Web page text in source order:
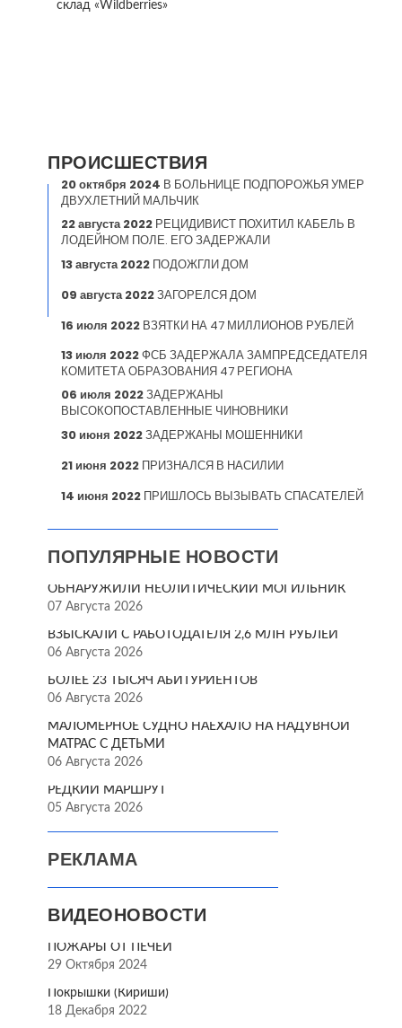
склад «Wildberries»
ПРОИСШЕСТВИЯ
20 октября 2024 В БОЛЬНИЦЕ ПОДПОРОЖЬЯ УМЕР
ДВУХЛЕТНИЙ МАЛЬЧИК
22 августа 2022 РЕЦИДИВИСТ ПОХИТИЛ КАБЕЛЬ В
ЛОДЕЙНОМ ПОЛЕ. ЕГО ЗАДЕРЖАЛИ
13 августа 2022 ПОДОЖГЛИ ДОМ
09 августа 2022ЗАГОРЕЛСЯ ДОМ
16 июля 2022 ВЗЯТКИ НА 47 МИЛЛИОНОВ РУБЛЕЙ
13 июля 2022ФСБ ЗАДЕРЖАЛА ЗАМПРЕДСЕДАТЕЛЯ
КОМИТЕТА ОБРАЗОВАНИЯ 47 РЕГИОНА
06 июля 2022ЗАДЕРЖАНЫ
ВЫСОКОПОСТАВЛЕННЫЕ ЧИНОВНИКИ
30 июня 2022ЗАДЕРЖАНЫ МОШЕННИКИ
21 июня 2022 ПРИЗНАЛСЯ В НАСИЛИИ
14 июня 2022 ПРИШЛОСЬ ВЫЗЫВАТЬ СПАСАТЕЛЕЙ
ПОПУЛЯРНЫЕ НОВОСТИ
ОБНАРУЖИЛИ НЕОЛИТИЧЕСКИЙ МОГИЛЬНИК
07 Августа 2026
ВЗЫСКАЛИ С РАБОТОДАТЕЛЯ 2,6 МЛН РУБЛЕЙ
06 Августа 2026
БОЛЕЕ 23 ТЫСЯЧ АБИТУРИЕНТОВ
06 Августа 2026
МАЛОМЕРНОЕ СУДНО НАЕХАЛО НА НАДУВНОЙ
МАТРАС С ДЕТЬМИ
06 Августа 2026
РЕДКИЙ МАРШРУТ
05 Августа 2026
РЕКЛАМА
ВИДЕОНОВОСТИ
ПОЖАРЫ ОТ ПЕЧЕЙ
29 Октября 2024
Покрышки (Кириши)
18 Декабря 2022